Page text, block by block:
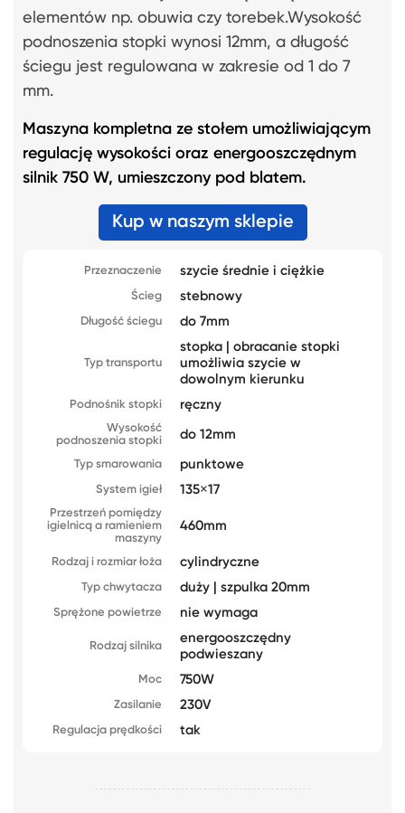
elementów np. obuwia czy torebek.Wysokość
podnoszenia stopki wynosi 12mm, a długość
ściegu jest regulowana w zakresie od 1 do 7
mm.
Maszyna kompletna ze stołem umożliwiającym
regulację wysokości oraz energooszczędnym
silnik 750 W, umieszczony pod blatem.
Kup w naszym sklepie
Przeznaczenie szycie średnie i ciężkie
Ścieg stebnowy
Długość ściegu do 7mm
Typ transportu
stopka | obracanie stopki
umożliwia szycie w
dowolnym kierunku
Podnośnik stopki ręczny
Wysokość
podnoszenia stopki
do 12mm
Typ smarowania punktowe
System igieł 135×17
Przestrzeń pomiędzy
igielnicą a ramieniem
maszyny
460mm
Rodzaj i rozmiar łoża cylindryczne
Typ chwytacza duży | szpulka 20mm
Sprężone powietrze nie wymaga
Rodzaj silnika
energooszczędny
podwieszany
Moc 750W
Zasilanie 230V
Regulacja prędkości tak